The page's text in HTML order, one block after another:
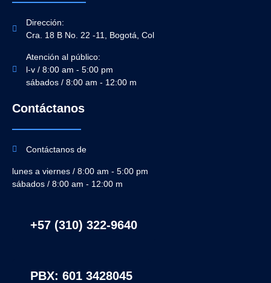
Dirección:
Cra. 18 B No. 22 -11, Bogotá, Col
Atención al público:
l-v / 8:00 am - 5:00 pm
sábados / 8:00 am - 12:00 m
Contáctanos
Contáctanos de
lunes a viernes / 8:00 am - 5:00 pm
sábados / 8:00 am - 12:00 m
+57 (310) 322-9640
PBX: 601 3428045